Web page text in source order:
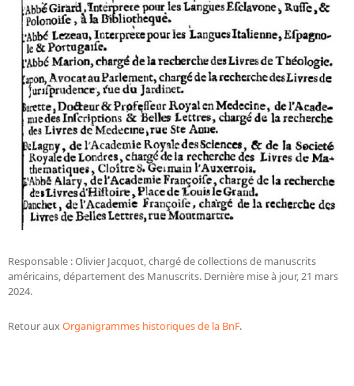
Responsable : Olivier Jacquot, chargé de collections de manuscrits
américains, département des Manuscrits. Dernière mise à jour, 21 mars
2024.
Retour aux Organigrammes historiques de la BnF.